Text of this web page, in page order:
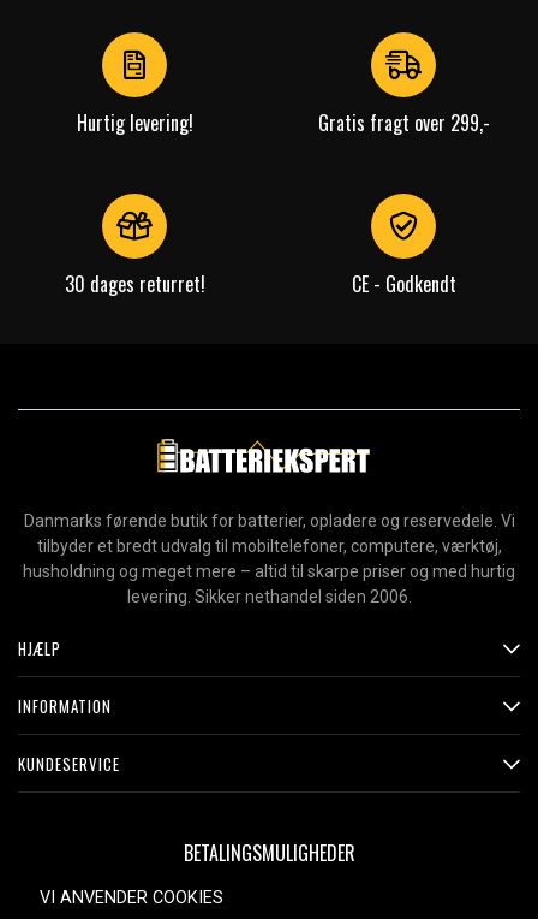
Hurtig levering! Gratis fragt over 299,-
30 dages returret! CE - Godkendt
Danmarks førende butik for batterier, opladere og reservedele. Vi
tilbyder et bredt udvalg til mobiltelefoner, computere, værktøj,
husholdning og meget mere – altid til skarpe priser og med hurtig
levering. Sikker nethandel siden 2006.
HJÆLP
INFORMATION
KUNDESERVICE
BETALINGSMULIGHEDER
VI ANVENDER COOKIES